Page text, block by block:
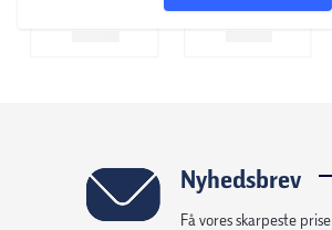
Nyhedsbrev
Få vores skarpeste